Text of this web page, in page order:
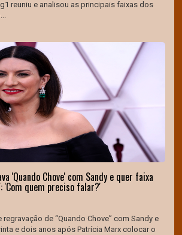
reuniu e analisou as principais faixas dos
'Quando Chove' com Sandy e quer faixa
'Com quem preciso falar?'
regravação de “Quando Chove” com Sandy e
e dois anos após Patrícia Marx colocar o